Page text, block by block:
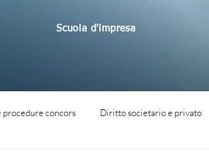
Scuola d'impresa
procedure concors Diritto societario e privato